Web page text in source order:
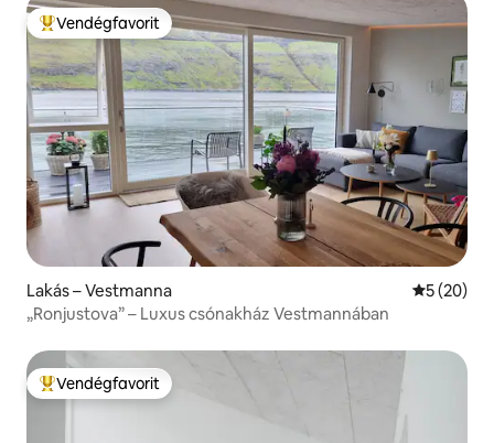
Kiemelt vendégfavorit
Vendégfavorit
Lakás – Vestmanna Átlagos
5 (20)
„Ronjustova” – Luxus csónakház Vestmannában
Kiemelt vendégfavorit
Vendégfavorit